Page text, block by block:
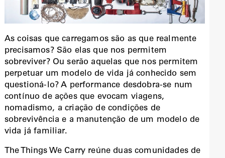
As coisas que carregamos são as que realmente
precisamos? São elas que nos permitem
sobreviver? Ou serão aquelas que nos permitem
perpetuar um modelo de vida já conhecido sem
questioná-lo? A performance desdobra-se num
contínuo de ações que evocam viagens,
nomadismo, a criação de condições de
sobrevivência e a manutenção de um modelo de
vida já familiar.
The Things We Carry reúne duas comunidades de